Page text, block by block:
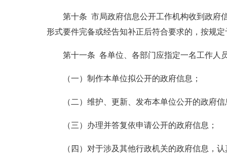
第十条 市局政府信息公开工作机构收到政府信
形式要件完备或经告知补正后符合要求的，按规
第十一条 各单位、各部门应指定一名工作人员
（一）制作本单位拟公开的政府信息；
（二）维护、更新、发布本单位公开的政府信
（三）办理并答复依申请公开的政府信息；
（四）对于涉及其他行政机关的政府信息，认